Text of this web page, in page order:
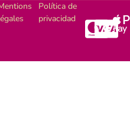
Política de
privacidad